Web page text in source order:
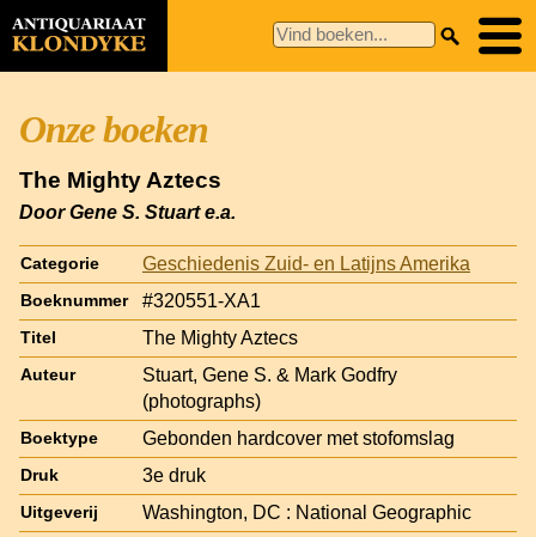
Onze boeken
The Mighty Aztecs
Door Gene S. Stuart e.a.
Categorie Geschiedenis Zuid- en Latijns Amerika
Boeknummer #320551-XA1
Titel The Mighty Aztecs
Auteur
Stuart, Gene S. & Mark Godfry
(photographs)
Boektype Gebonden hardcover met stofomslag
Druk 3e druk
Uitgeverij Washington, DC : National Geographic